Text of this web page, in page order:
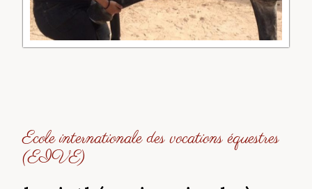
Ecole internationale des vocations équestres
(EIVE)